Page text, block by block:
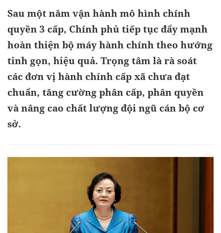
Sau một năm vận hành mô hình chính
quyền 3 cấp, Chính phủ tiếp tục đẩy mạnh
hoàn thiện bộ máy hành chính theo hướng
tinh gọn, hiệu quả. Trọng tâm là rà soát
các đơn vị hành chính cấp xã chưa đạt
chuẩn, tăng cường phân cấp, phân quyền
và nâng cao chất lượng đội ngũ cán bộ cơ
sở.